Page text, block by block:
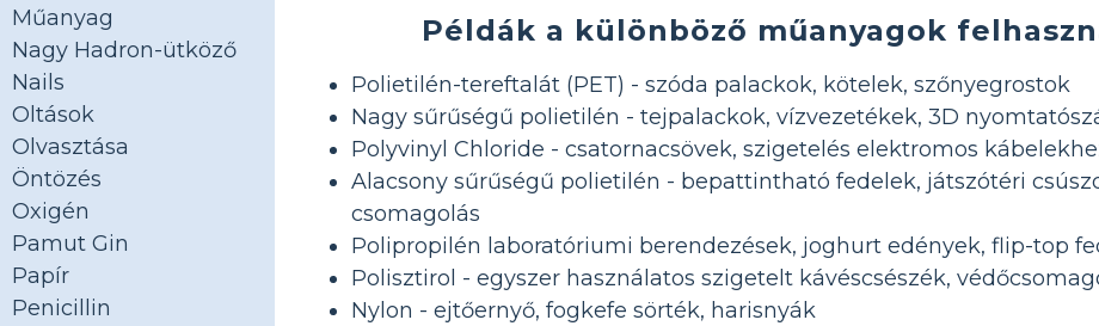
Műanyag
Nagy Hadron-ütköző
Nails
Oltások
Olvasztása
Öntözés
Oxigén
Pamut Gin
Papír
Penicillin
Példák a különböző műanyagok
Polietilén-tereftalát (PET) - szóda palackok, kötelek, szőnyegrostok
Nagy sűrűségű polietilén - tejpalackok, vízvezetékek, 3D
Polyvinyl Chloride - csatornacsövek, szigetelés elektromos
Alacsony sűrűségű polietilén - bepattintható fedelek, játszótéri
csomagolás
Polipropilén laboratóriumi berendezések, joghurt edények, flip-top
Polisztirol - egyszer használatos szigetelt kávéscsészék,
Nylon - ejtőernyő, fogkefe sörték, harisnyák